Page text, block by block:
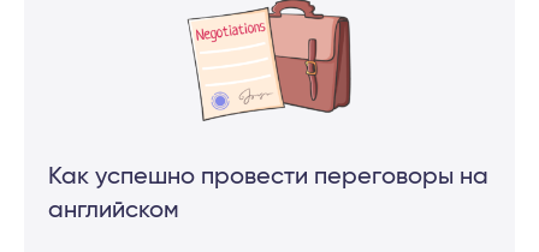
Как успешно провести переговоры на
английском